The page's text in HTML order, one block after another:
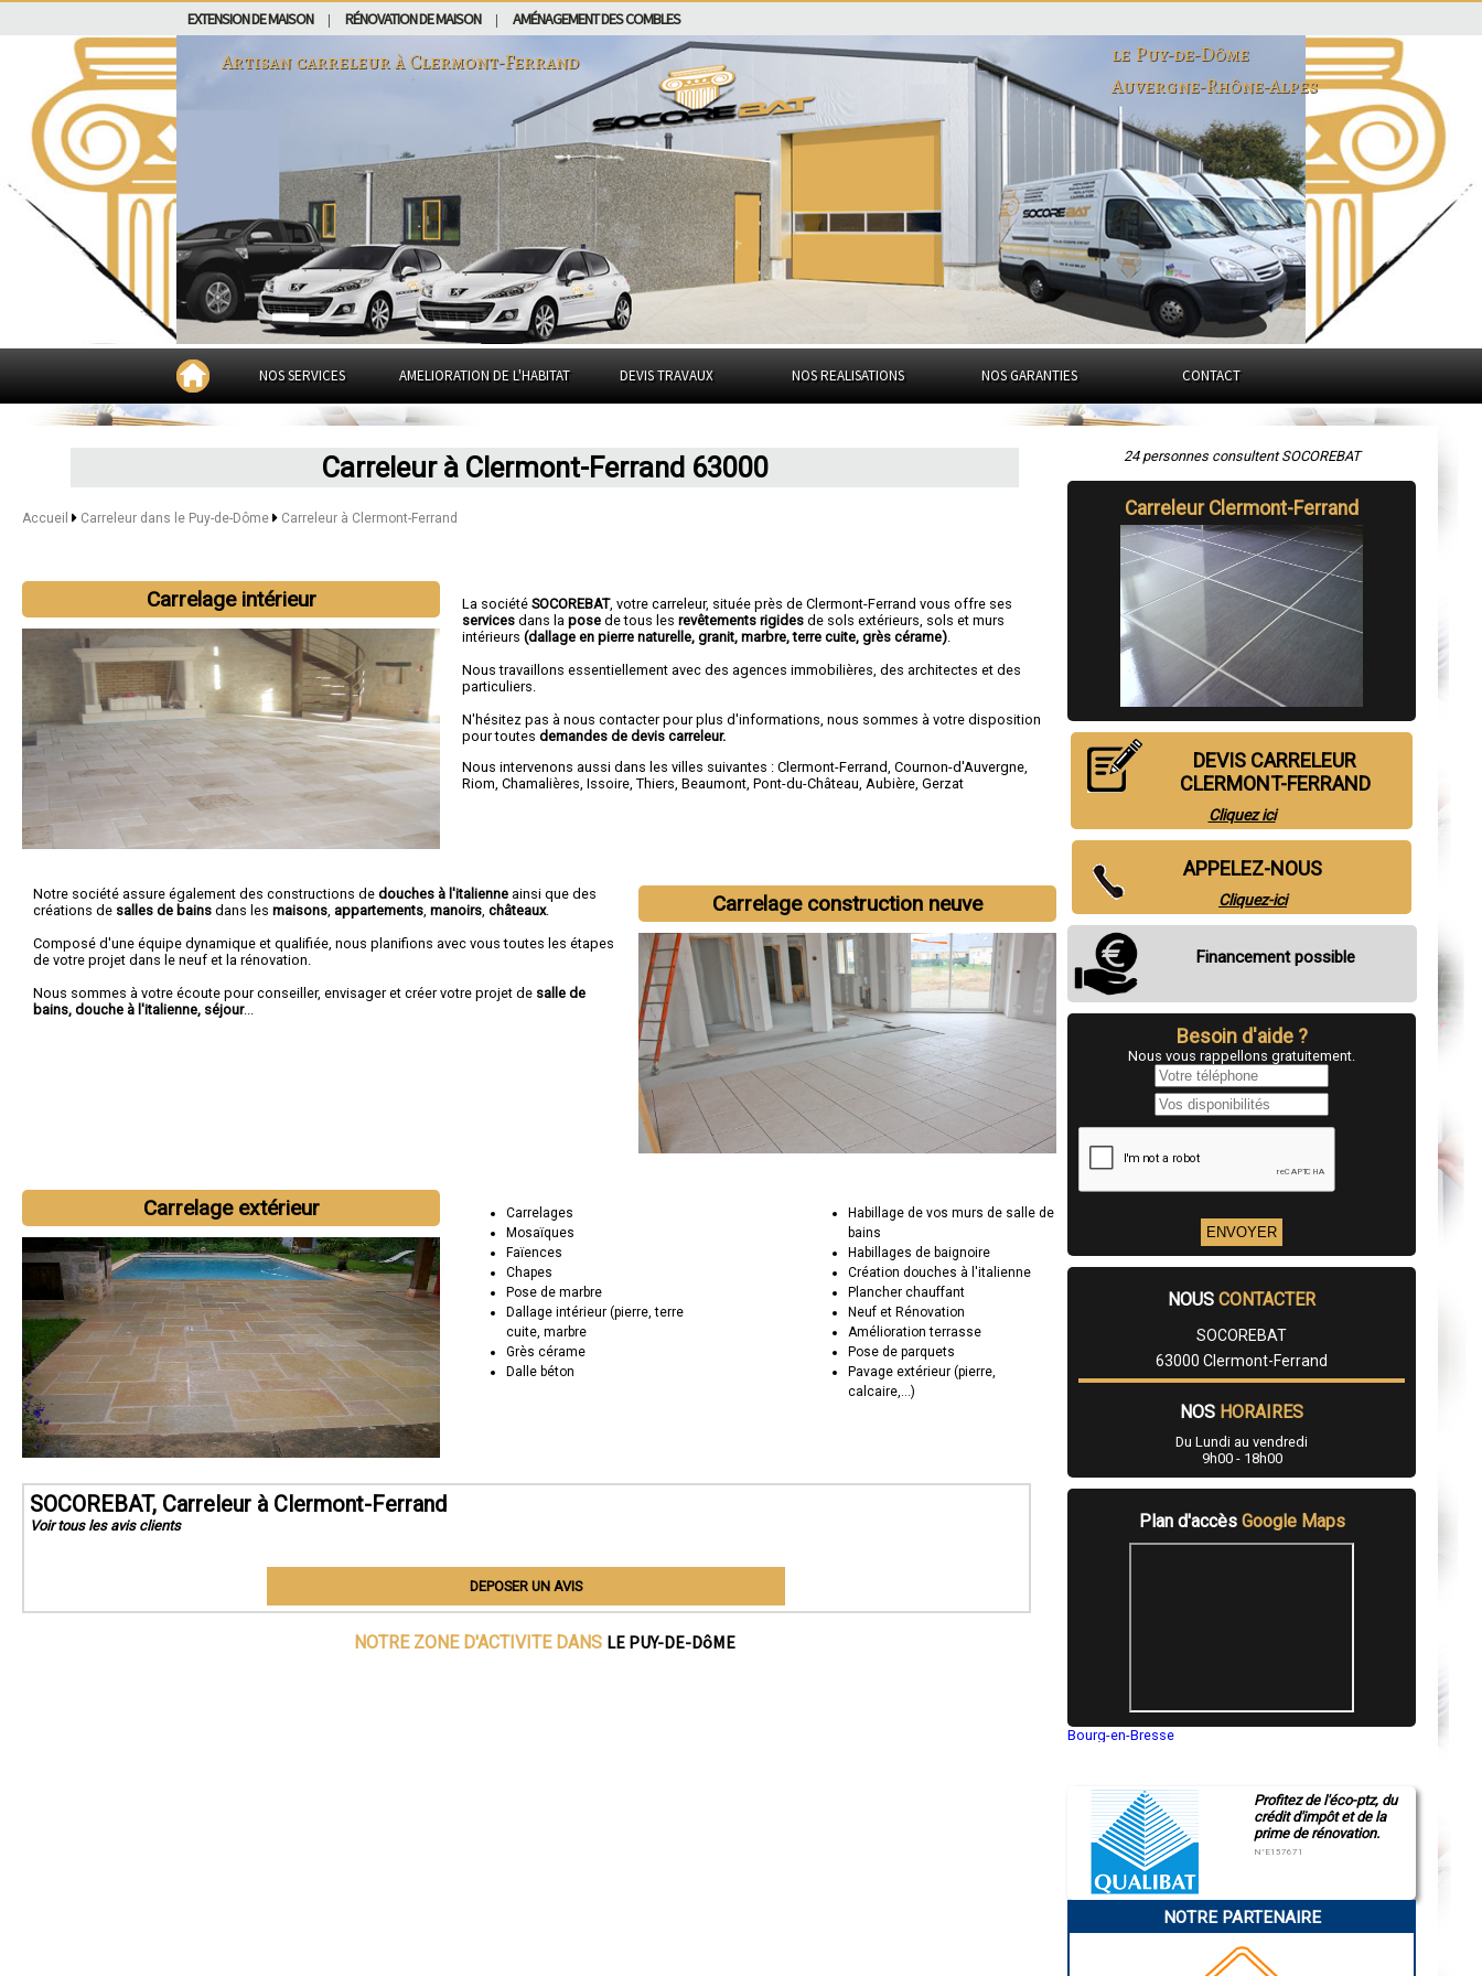
EXTENSION DE MAISON RÉNOVATION DE MAISON AMÉNAGEMENT DES COMBLES
Artisan carreleur àClermont-Ferrand
le Puy-de-Dôme
Auvergne-Rhône-Alpes
NOS SERVICES AMELIORATION DE L'HABITAT DEVIS TRAVAUX NOS REALISATIONS NOS GARANTIES CONTACT
Carreleur à Clermont-Ferrand 63000
Accueil Carreleur dans le Puy-de-Dôme Carreleur à Clermont-Ferrand
Carrelage intérieur La sociétéSOCOREBAT,votre carreleur, située près de Clermont-Ferrand vous offre ses
services dans lapose de tous lesrevêtements rigides de sols extérieurs, sols et murs
intérieurs(dallage en pierre naturelle, granit, marbre, terre cuite, grès cérame)
Nous travaillons essentiellement avec des agences immobilières, des architectes et des
particuliers.
N'hésitez pas à nous contacter pour plus d'informations, nous sommes à votre disposition
pour toutesdemandes de devis carreleur.
Nous intervenons aussi dans les villes suivantes :Clermont-Ferrand ,Cournon-d'Auvergne
Riom ,Chamalières ,Issoire ,Thiers ,Beaumont ,Pont-du-Château Aubière ,Gerzat
Carrelage construction neuve
Notre société assure également des constructions de douches à l'italienne ainsi que des
créations de salles de bains dans les maisons, appartements, manoirs, châteaux.
Composé d'une équipe dynamique et qualifiée, nous planifions avec vous toutes les étapes
de votre projet dans le neuf et la rénovation.
Nous sommes à votre écoute pour conseiller, envisager et créer votre projet de salle de
bains, douche à l'italienne, séjour...
Carrelage extérieur
Carrelages
Mosaïques
Faïences
Chapes
Pose de marbre
Dallage intérieur (pierre, terre
cuite, marbre
Grès cérame
Dalle béton
Habillage de vos murs de salle de
bains
Habillages de baignoire
Création douches à l'italienne
Plancher chauffant
Neuf et Rénovation
Amélioration terrasse
Pose de parquets
Pavage extérieur (pierre,
calcaire,...)
SOCOREBAT, Carreleur à Clermont-Ferrand
Voir tous les avis clients
DEPOSER UN AVIS
NOTRE ZONE D'ACTIVITE DANS LE PUY-DE-DôME
24 personnes consultent SOCOREBAT
Carreleur Clermont-Ferrand
DEVIS CARRELEUR
CLERMONT-FERRAND
Cliquez ici
APPELEZ-NOUS
Cliquez-ici
Financement possible
Besoin d'aide ?
Nous vous rappellons gratuitement.
NOUS CONTACTER
SOCOREBAT
63000 Clermont-Ferrand
NOS HORAIRES
Du Lundi au vendredi
9h00 - 18h00
Plan d'accès Google Maps
Bourg-en-Bresse
Gap
Nice
Annonay
Charleville-Mézières
Troyes
Narbonne
Marseille
Profitez de l'éco-ptz, du
crédit d'impôt et de la
prime de rénovation.
N°E157671
NOTRE PARTENAIRE